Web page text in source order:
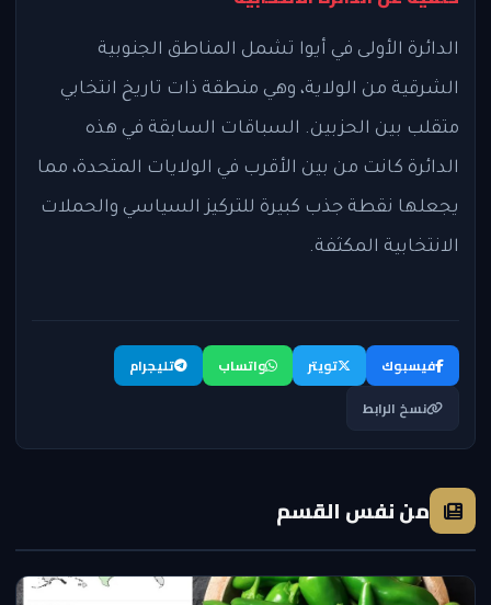
الدائرة الأولى في أيوا تشمل المناطق الجنوبية
الشرقية من الولاية، وهي منطقة ذات تاريخ انتخابي
متقلب بين الحزبين. السباقات السابقة في هذه
الدائرة كانت من بين الأقرب في الولايات المتحدة، مما
يجعلها نقطة جذب كبيرة للتركيز السياسي والحملات
الانتخابية المكثفة.
فيسبوك تويتر واتساب
تليجرام
نسخ الرابط
من نفس القسم